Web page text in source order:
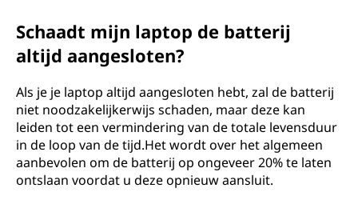
Schaadt mijn laptop de batterij
altijd aangesloten?
Als je je laptop altijd aangesloten hebt, zal de batterij
niet noodzakelijkerwijs schaden, maar deze kan
leiden tot een vermindering van de totale levensduur
in de loop van de tijd.Het wordt over het algemeen
aanbevolen om de batterij op ongeveer 20% te laten
ontslaan voordat u deze opnieuw aansluit.